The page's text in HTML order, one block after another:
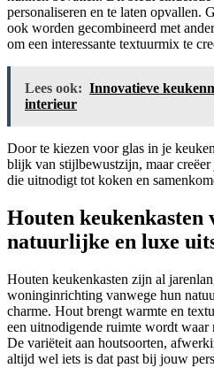
personaliseren en te laten opvallen.
ook worden gecombineerd met
om een interessante textuurmix te
Lees ook: Innovatieve
interieur
Door te kiezen voor glas in je
blijk van stijlbewustzijn, maar
die uitnodigt tot koken en
Houten keukenkasten
natuurlijke en luxe
Houten keukenkasten zijn al
woninginrichting vanwege hun
charme. Hout brengt warmte en
een uitnodigende ruimte wordt waar
De variëteit aan houtsoorten,
altijd wel iets is dat past bij jouw